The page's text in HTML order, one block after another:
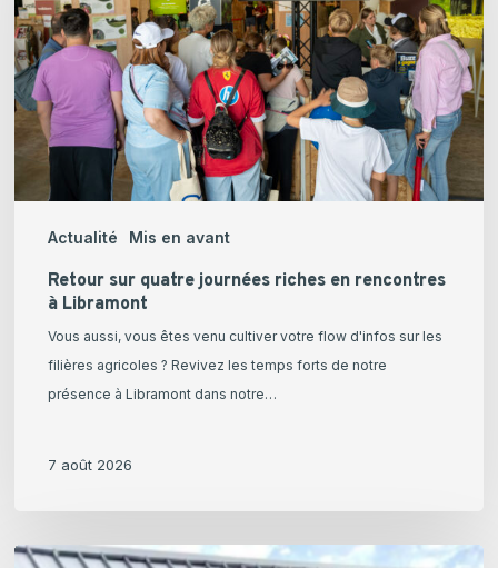
Actualité Mis en avant
riches
en
rencontres
à
Libramont
Retour sur quatre journées riches en rencontres
à Libramont
Vous aussi, vous êtes venu cultiver votre flow d'infos sur les
filières agricoles ? Revivez les temps forts de notre
présence à Libramont dans notre…
7 août 2026
Julian